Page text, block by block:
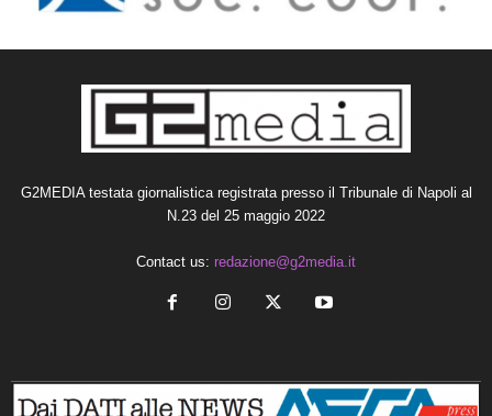
G2MEDIA testata giornalistica registrata presso il Tribunale di Napoli al
N.23 del 25 maggio 2022
Contact us: redazione@g2media.it